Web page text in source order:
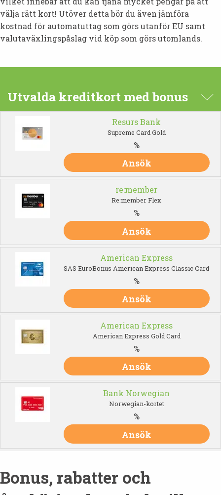
välja rätt kort! Utöver detta bör du även jämföra
kostnad för automatuttag som görs utanför EU samt
valutaväxlingspåslag vid köp som görs utomlands.
Utvalda kreditkort med bonus
Resurs Bank
Supreme Card Gold
%
Ansök
re:member
Re:member Flex
%
Ansök
American Express
SAS EuroBonus American Express Classic Card
%
Ansök
American Express
American Express Gold Card
%
Ansök
Bank Norwegian
Norwegian-kortet
%
Ansök
Bonus, rabatter och